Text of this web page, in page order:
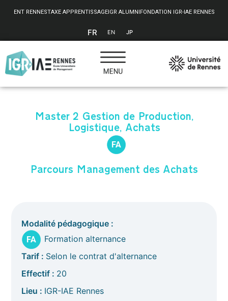
ENT RENNESTAXE APPRENTISSAGEIGR ALUMNIFONDATION IGR-IAE RENNES
FR EN JP
Master 2 Gestion de Production,
Logistique, Achats
FA
Parcours Management des Achats
Modalité pédagogique :
FA
Formation alternance
Tarif : Selon le contrat d'alternance
Effectif : 20
Lieu : IGR-IAE Rennes